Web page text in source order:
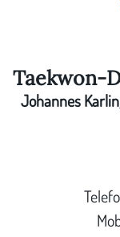
Taekwon-
Johannes